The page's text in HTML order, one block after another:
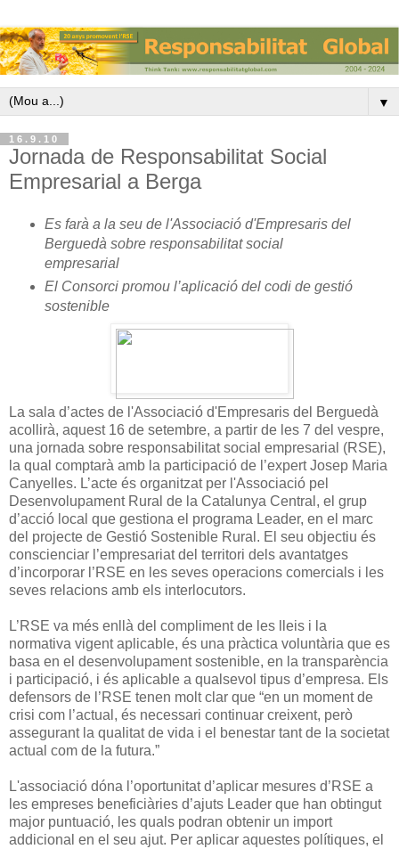
▼
16.9.10
Jornada de Responsabilitat Social
Empresarial a Berga
Es farà a la seu de l'Associació d'Empresaris del
Berguedà sobre responsabilitat social
empresarial
El Consorci promou l’aplicació del codi de gestió
sostenible
La sala d’actes de l'Associació d'Empresaris del Berguedà
acollirà, aquest 16 de setembre, a partir de les 7 del vespre,
una jornada sobre responsabilitat social empresarial (RSE),
la qual comptarà amb la participació de l’expert Josep Maria
Canyelles. L’acte és organitzat per l'Associació pel
Desenvolupament Rural de la Catalunya Central, el grup
d’acció local que gestiona el programa Leader, en el marc
del projecte de Gestió Sostenible Rural. El seu objectiu és
conscienciar l’empresariat del territori dels avantatges
d’incorporar l’RSE en les seves operacions comercials i les
seves relacions amb els interlocutors.
L’RSE va més enllà del compliment de les lleis i la
normativa vigent aplicable, és una pràctica voluntària que es
basa en el desenvolupament sostenible, en la transparència
i participació, i és aplicable a qualsevol tipus d’empresa. Els
defensors de l’RSE tenen molt clar que “en un moment de
crisi com l’actual, és necessari continuar creixent, però
assegurant la qualitat de vida i el benestar tant de la societat
actual com de la futura.”
L'associació dóna l’oportunitat d’aplicar mesures d’RSE a
les empreses beneficiàries d’ajuts Leader que han obtingut
major puntuació, les quals podran obtenir un import
addicional en el seu ajut. Per aplicar aquestes polítiques, el